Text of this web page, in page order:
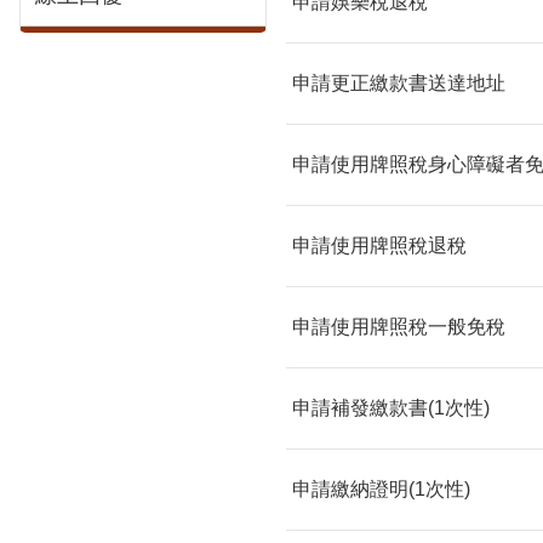
申請更正繳款書送達地址
申請使用牌照稅身心障礙者
申請使用牌照稅退稅
申請使用牌照稅一般免稅
申請補發繳款書(1次性)
申請繳納證明(1次性)